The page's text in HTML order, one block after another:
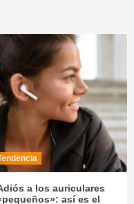
a los auriculares
así es el